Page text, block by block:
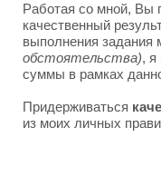
Работая со мной, Вы
качественный
выполнения задания
обстоятельства), я
суммы в рамках
Придерживаться
из моих личных